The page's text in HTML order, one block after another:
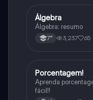
Matematica
Álgebra
Álgebra: resumo
7° 3,237 65
Matematica
Porcentagem!
Aprenda
fácil!!